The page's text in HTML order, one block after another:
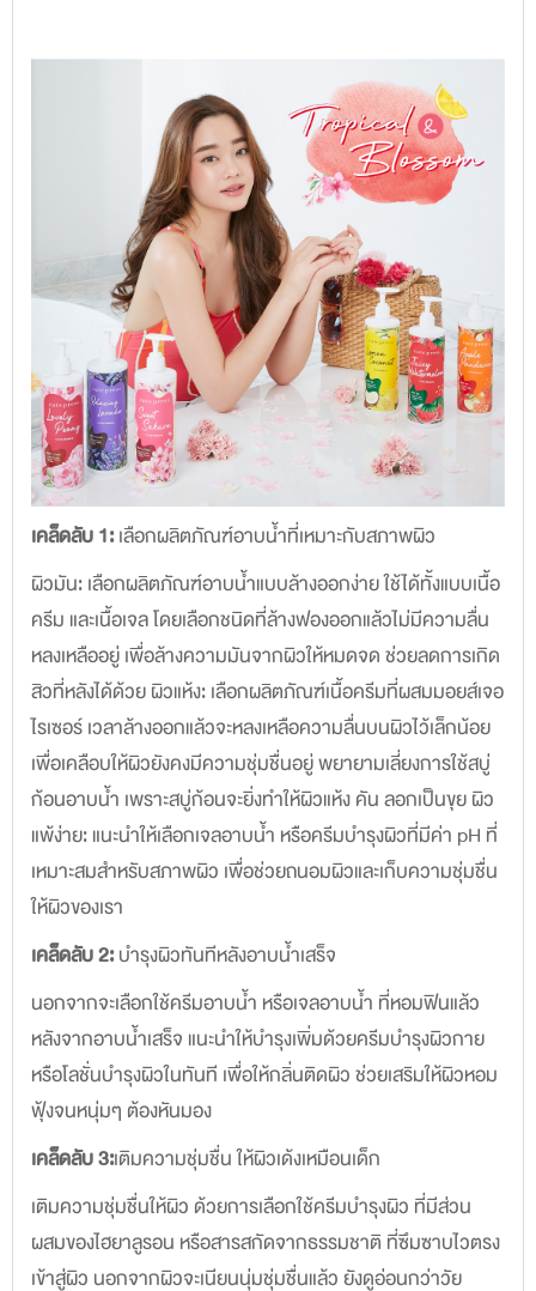
เคล็ดลับ 1:เลือกผลิตภัณฑ์อาบน้ำที่เหมาะกับสภาพผิว
ผิวมัน: เลือกผลิตภัณฑ์อาบน้ำแบบล้างออกง่าย ใช้ได้ทั้งแบบเนื้อ
ครีม และเนื้อเจล โดยเลือกชนิดที่ล้างฟองออกแล้วไม่มีความลื่น
หลงเหลืออยู่ เพื่อล้างความมันจากผิวให้หมดจด ช่วยลดการเกิด
สิวที่หลังได้ด้วย ผิวแห้ง: เลือกผลิตภัณฑ์เนื้อครีมที่ผสมมอยส์เจอ
ไรเซอร์ เวลาล้างออกแล้วจะหลงเหลือความลื่นบนผิวไว้เล็กน้อย
เพื่อเคลือบให้ผิวยังคงมีความชุ่มชื่นอยู่ พยายามเลี่ยงการใช้สบู่
ก้อนอาบน้ำ เพราะสบู่ก้อนจะยิ่งทำให้ผิวแห้ง คัน ลอกเป็นขุย ผิว
แพ้ง่าย: แนะนำให้เลือกเจลอาบน้ำ หรือครีมบำรุงผิวที่มีค่า pH ที่
เหมาะสมสำหรับสภาพผิว เพื่อช่วยถนอมผิวและเก็บความชุ่มชื่น
ให้ผิวของเรา
เคล็ดลับ 2:บำรุงผิวทันทีหลังอาบน้ำเสร็จ
นอกจากจะเลือกใช้ครีมอาบน้ำ หรือเจลอาบน้ำ ที่หอมฟินแล้ว
หลังจากอาบน้ำเสร็จ แนะนำให้บำรุงเพิ่มด้วยครีมบำรุงผิวกาย
หรือโลชั่นบำรุงผิวในทันที เพื่อให้กลิ่นติดผิว ช่วยเสริมให้ผิวหอม
ฟุ้งจนหนุ่มๆ ต้องหันมอง
เคล็ดลับ 3:เติมความชุ่มชื่น ให้ผิวเด้งเหมือนเด็ก
เติมความชุ่มชื่นให้ผิว ด้วยการเลือกใช้ครีมบำรุงผิว ที่มีส่วน
ผสมของไฮยาลูรอน หรือสารสกัดจากธรรมชาติ ที่ซึมซาบไวตรง
เข้าสู่ผิว นอกจากผิวจะเนียนนุ่มชุ่มชื่นแล้ว ยังดูอ่อนกว่าวัย